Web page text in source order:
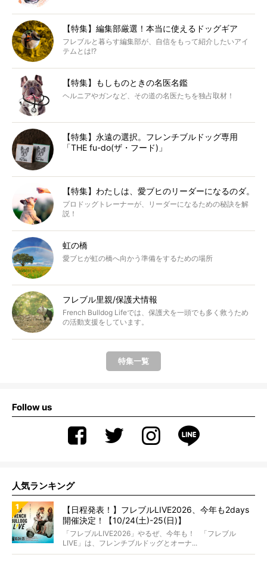
【特集】編集部厳選！本当に使えるドッグギア
フレブルと暮らす編集部が、自信をもって紹介したいアイ
テムとは!?
【特集】もしものときの名医名鑑
ヘルニアやガンなど、その道の名医たちを独占取材！
【特集】永遠の選択。フレンチブルドッグ専用
「THE fu-do(ザ・フード)」
【特集】わたしは、愛ブヒのリーダーになるのダ。
プロドッグトレーナーが、リーダーになるための秘訣を解
説！
虹の橋
愛ブヒが虹の橋へ向かう準備をするための場所
フレブル里親/保護犬情報
French Bulldog Lifeでは、保護犬を一頭でも多く救うため
の活動支援をしています。
特集一覧
Follow us
人気ランキング
【日程発表！】フレブルLIVE2026、今年も2days
開催決定！【10/24(土)-25(日)】
「フレブルLIVE2026」やるぜ、今年も！ 「フレブル
LIVE」は、フレンチブルドッグとオーナ...